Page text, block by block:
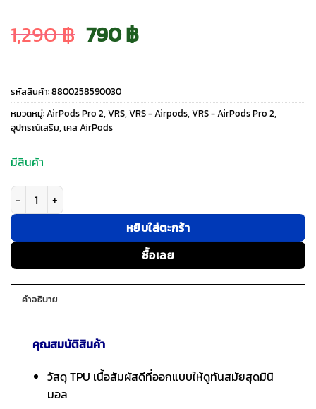
1,290฿ Original
price
was:
790฿Current
price
is:
รหัสสินค้า:8800258590030
หมวดหมู่:AirPods Pro 2, VRS, VRS - Airpods, VRS - AirPods Pro 2,
อุปกรณ์เสริม, เคส AirPods
มีสินค้า
จำนวน VRS รุ่น Modern Lock - เคส Airpods Pro 2 - สี Cream ชิ้น
หยิบใส่ตะกร้า
ซื้อเลย
คำอธิบาย
คุณสมบัติสินค้า
วัสดุ TPU เนื้อสัมผัสดีที่ออกแบบให้ดูทันสมัยสุดมินิ
มอล